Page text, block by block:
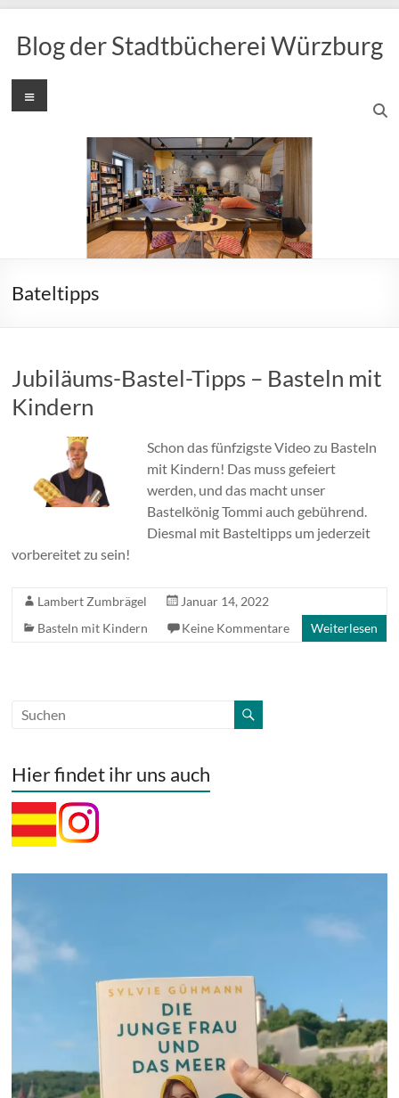
Inhalt
springen
Blog der Stadtbücherei Würzburg
Menü
Bateltipps
Jubiläums-Bastel-Tipps – Basteln mit
Kindern
Schon das fünfzigste Video zu Basteln
mit Kindern! Das muss gefeiert
werden, und das macht unser
Bastelkönig Tommi auch gebührend.
Diesmal mit Basteltipps um jederzeit
vorbereitet zu sein!
Lambert Zumbrägel
Januar 14, 2022
Basteln mit Kindern
Keine Kommentare Weiterlesen
Hier findet ihr uns auch